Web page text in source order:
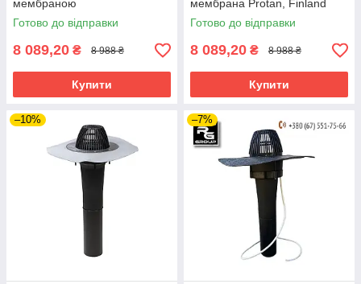
мембраною
Готово до відправки
8 089,20 ₴ 8 988 ₴
Купити
мембрана Protan, Finland
Готово до відправки
8 089,20 ₴ 8 988 ₴
Купити
–10% –7%